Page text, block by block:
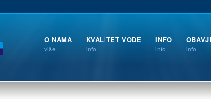
O NAMA
više
KVALITET VODE
info
INFO
info info